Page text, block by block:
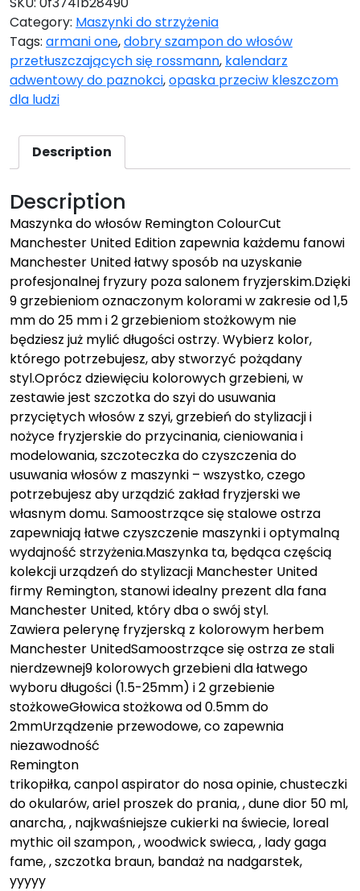
Category: Maszynki do strzyżenia
Tags: armani one,dobry szampon do włosów
przetłuszczających się rossmann, kalendarz
adwentowy do paznokci,opaska przeciw kleszczom
dla ludzi
Description
Description
Maszynka do włosów Remington ColourCut
Manchester United Edition zapewnia każdemu fanowi
Manchester United łatwy sposób na uzyskanie
profesjonalnej fryzury poza salonem fryzjerskim.Dzięki
9 grzebieniom oznaczonym kolorami w zakresie od 1,5
mm do 25 mm i 2 grzebieniom stożkowym nie
będziesz już mylić długości ostrzy. Wybierz kolor,
którego potrzebujesz, aby stworzyć pożądany
styl.Oprócz dziewięciu kolorowych grzebieni, w
zestawie jest szczotka do szyi do usuwania
przyciętych włosów z szyi, grzebień do stylizacji i
nożyce fryzjerskie do przycinania, cieniowania i
modelowania, szczoteczka do czyszczenia do
usuwania włosów z maszynki – wszystko, czego
potrzebujesz aby urządzić zakład fryzjerski we
własnym domu. Samoostrzące się stalowe ostrza
zapewniają łatwe czyszczenie maszynki i optymalną
wydajność strzyżenia.Maszynka ta, będąca częścią
kolekcji urządzeń do stylizacji Manchester United
firmy Remington, stanowi idealny prezent dla fana
Manchester United, który dba o swój styl.
Zawiera pelerynę fryzjerską z kolorowym herbem
Manchester UnitedSamoostrzące się ostrza ze stali
nierdzewnej9 kolorowych grzebieni dla łatwego
wyboru długości (1.5-25mm) i 2 grzebienie
stożkoweGłowica stożkowa od 0.5mm do
2mmUrządzenie przewodowe, co zapewnia
niezawodność
Remington
trikopiłka, canpol aspirator do nosa opinie, chusteczki
do okularów, ariel proszek do prania, , dune dior 50 ml,
anarcha, , najkwaśniejsze cukierki na świecie, loreal
mythic oil szampon, , woodwick swieca, , lady gaga
fame, , szczotka braun, bandaż na nadgarstek,
yyyyy